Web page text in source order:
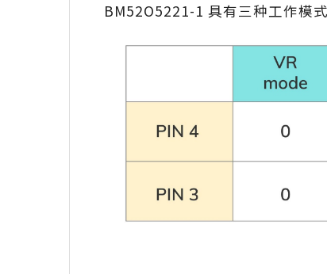
BM52O5221-1 具有三种工作模